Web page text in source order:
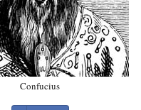
Confucius